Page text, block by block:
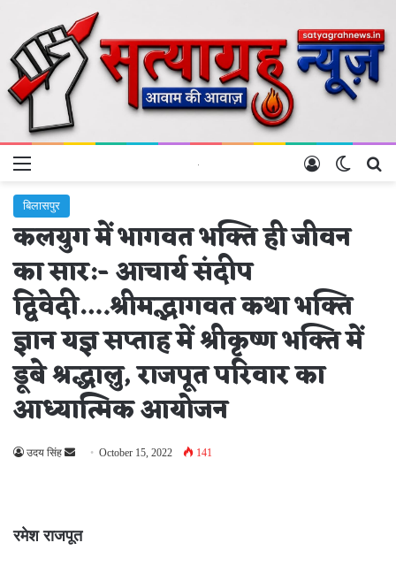
Menu Switch
Log In
बिलासपुर
कलयुग में भागवत भक्ति ही जीवन
का सार:- आचार्य संदीप
द्विवेदी….श्रीमद्भागवत कथा भक्ति
ज्ञान यज्ञ सप्ताह में श्रीकृष्ण भक्ति में
डूबे श्रद्धालु, राजपूत परिवार का
आध्यात्मिक आयोजन
उदय सिंह
Send October 15, 2022 141
रमेश राजपूत